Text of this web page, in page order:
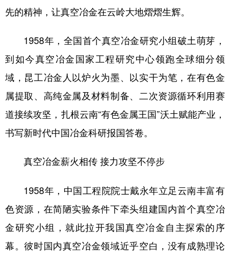
经济 服务 云南故事
云南青年说 趣看文物
先的精神，让真空冶金在云岭大地熠熠生辉。
1958年，全国首个真空冶金研究小组破土萌芽，
到如今真空冶金国家工程研究中心领跑全球细分领
域，昆工冶金人以炉火为墨、以实干为笔，在有色金
属提取、高纯金属及材料制备、二次资源循环利用赛
道接续攻坚，扎根云南“有色金属王国”沃土赋能产业，
书写新时代中国冶金科研报国答卷。
真空冶金薪火相传接力攻坚不停步
1958年，中国工程院院士戴永年立足云南丰富有
色资源，在简陋实验条件下牵头组建国内首个真空冶
金研究小组，就此拉开我国真空冶金自主探索的序
幕。彼时国内真空冶金领域近乎空白，没有成熟理论